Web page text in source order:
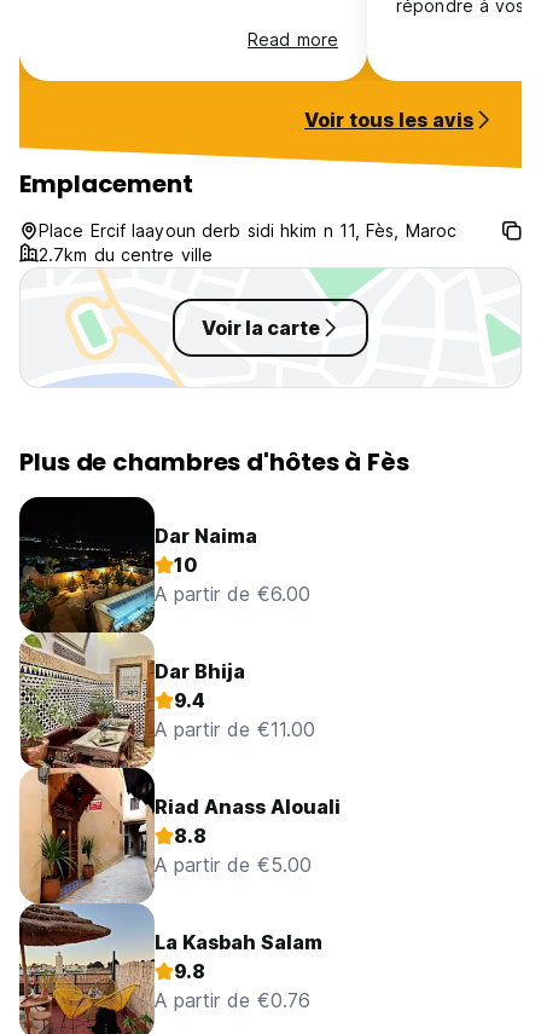
Read more
répondre à vos
Voir tous les avis
Emplacement
Place Ercif laayoun derb sidi hkim n 11, Fès, Maroc
2.7km du centre ville
Voir la carte
Plus de chambres d'hôtes à Fès
Dar Naima
10
A partir de €6.00
Dar Bhija
9.4
A partir de €11.00
Riad Anass Alouali
8.8
A partir de €5.00
La Kasbah Salam
9.8
A partir de €0.76